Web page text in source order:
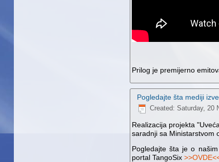
Prilog je premijerno
Pogledajte šta mediji
Created: Saturday, 20
Realizacija projekta
saradnji sa Ministarstvom
Pogledajte šta je o
portal TangoSix